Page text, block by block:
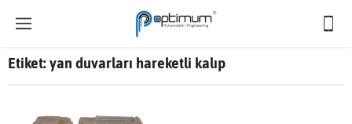
Etiket:yan duvarları hareketli kalıp